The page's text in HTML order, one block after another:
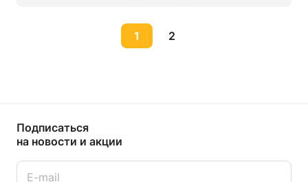
1 2
Подписаться
на новости и акции